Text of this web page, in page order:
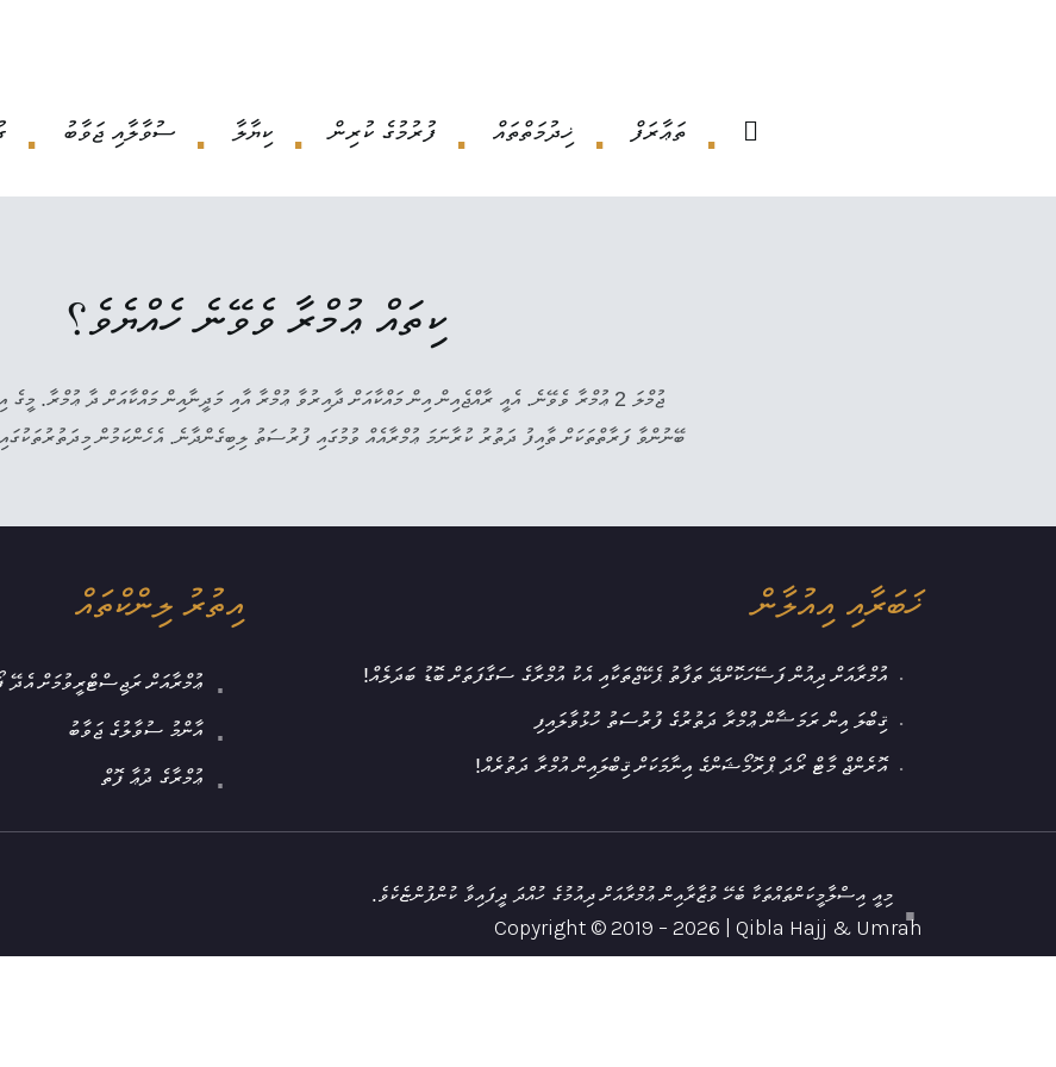
ތަޢާރަފް ޚިދުމަތްތައް ފުރުމުގެ ކުރިން ކިޔާލާ ސުވާލާއި ޖަވާބު
ކިތައް ޢުމްރާ ވެވޭނެ ހެއްޔެވެ؟
ޖުމްލަ 2 ޢުމްރާ ވެވޭނެ. އެއީ ރާއްޖެއިން އިން މައްކާއަށް ދާއިރުވާ ޢުމްރާ އާއި މަދީނާއިން މައްކާއަށް ދާ ޢުމްރާ.
ބޭނުންވާ ފަރާތްތަކަށް ތާއިފު ދަތުރު ކުރާނަމަ ޢުމްރާއެއް ވުމުގައި ފުރުސަތު ލިބިގެންދާނެ. އެހެންކަމުން މިދަތުރުތަކުގައި ޖުމްލަ 3 ޢުމްރާ
ޚަބަރާއި އިއުލާން
އުމްރާއަށް ދިއުން ފަސޭހަކޮށްދޭ ތަފާތު ޕެކޭޖްތަކާއި އެކު އުމްރާގެ ސަގާފަތަށް ބޮޑު ބަދަލެއް!
ޤިބްލަ އިން ރަމަޟާން ޢުމްރާ ދަތުރުގެ ފުރުސަތު ހުޅުވާލައިފި
އޮރެންޖް މާޓް ރޯދަ ޕްރޮމޯޝަންގެ އިނާމަކަށް ޤިބްލައިން އުމްރާ ދަތުރެއް!
އިތުރު ލިންކްތައް
ޢުމްރާއަށް ރަޖިސްޓްރީވުމަށް އެދޭ
އާންމު ސުވާލުގެ ޖަވާބު
ޢުމްރާގެ ދުޢާ ފޮތް
މިއީ އިސްލާމީކަންތައްތަކާ ބެހޭ ވުޒާރާއިން ޢުމްރާއަށް ދިއުމުގެ ހުއްދަ ދީފައިވާ ކުންފުންޏެކެވެ.
Copyright © 2019 – 2026 | Qibla Hajj & Umrah